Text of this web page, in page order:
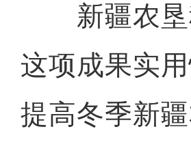
新疆农垦
这项成果实
提高冬季新